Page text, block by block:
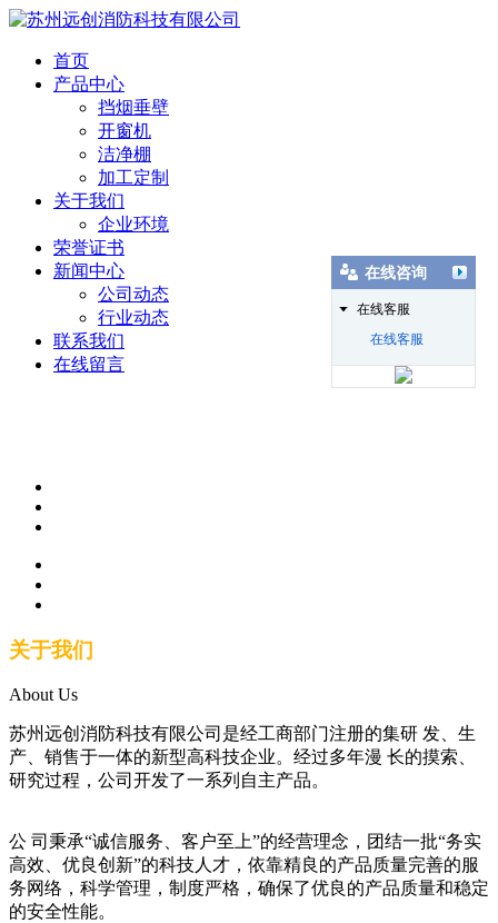
首页
产品中心
挡烟垂壁
开窗机
洁净棚
加工定制
关于我们
企业环境
荣誉证书
新闻中心
公司动态
行业动态
联系我们
在线留言
关于我们
About Us
苏州远创消防科技有限公司是经工商部门注册的集研 发、生
产、销售于一体的新型高科技企业。经过多年漫 长的摸索、
研究过程，公司开发了一系列自主产品。
公 司秉承“诚信服务、客户至上”的经营理念，团结一批“务实
高效、优良创新”的科技人才，依靠精良的产品质量完善的服
务网络，科学管理，制度严格，确保了优良的产品质量和稳定
的安全性能。
在线咨询
在线客服
在线客服